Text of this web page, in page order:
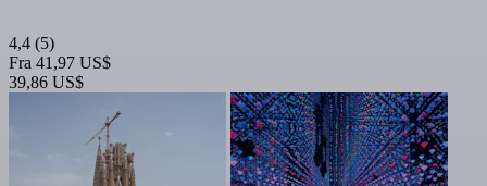
4,4 (5)
Fra 41,97 US$
39,86 US$